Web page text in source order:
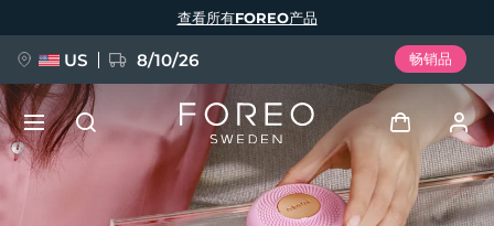
查看所有FOREO产品
US 8/10/26 畅销品
登录